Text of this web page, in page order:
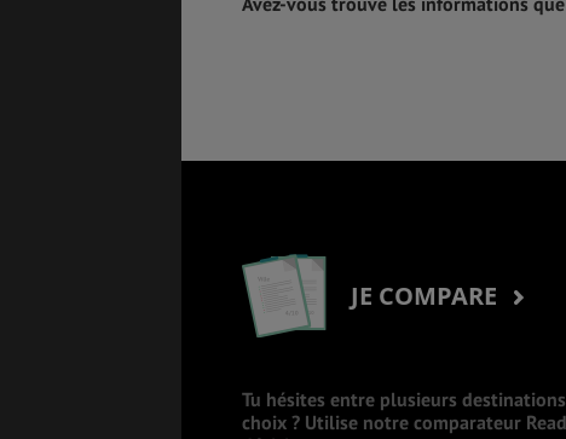
JE COMPARE
Tu hésites entre plusieurs
choix ? Utilise notre comparateur